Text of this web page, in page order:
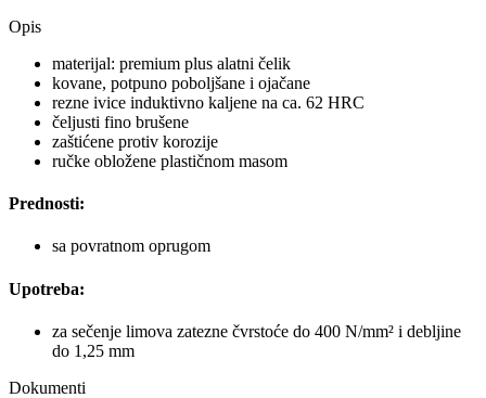
Opis
materijal: premium plus alatni čelik
kovane, potpuno poboljšane i ojačane
rezne ivice induktivno kaljene na ca. 62 HRC
čeljusti fino brušene
zaštićene protiv korozije
ručke obložene plastičnom masom
Prednosti:
sa povratnom oprugom
Upotreba:
za sečenje limova zatezne čvrstoće do 400 N/mm² i debljine
do 1,25 mm
Dokumenti